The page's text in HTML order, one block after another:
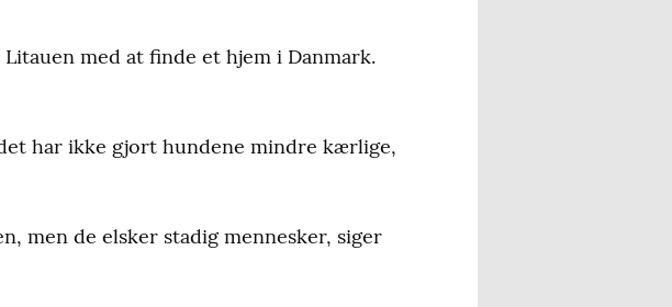
med at finde et hjem i Danmark.
har ikke gjort hundene mindre kærlige,
men de elsker stadig mennesker, siger